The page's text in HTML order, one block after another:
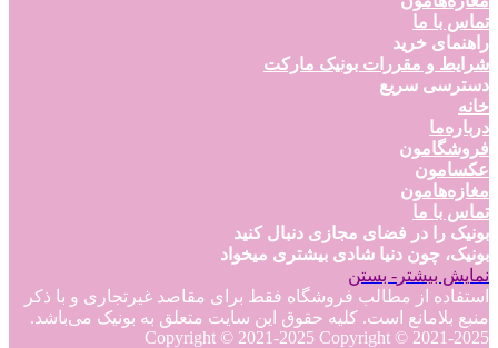
تماس با ما
راهنمای خرید
شرایط و مقررات بونیک مارکت
دسترسی سریع
خانه
درباره‌ما
فروشگامون
عکسامون
مغازه‌هامون
تماس با ما
بونیک را در فضای مجازی دنبال کنید
بونیک، چون دنیا شادی بیشتری میخواد
نمایش بیشتر - بستن
استفاده از مطالب فروشگاه فقط برای مقاصد غیرتجاری و با ذکر
منبع بلامانع است. کلیه حقوق این سایت متعلق به بونیک می‌باشد.
Copyright © 2021-2025 Copyright © 2021-2025